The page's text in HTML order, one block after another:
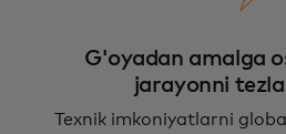
G'oyadan amalga
jarayonni
Texnik imkoniyatlarni